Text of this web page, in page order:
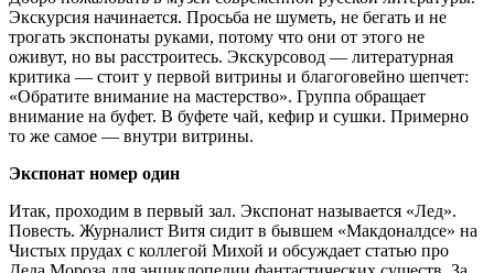
Экскурсия начинается. Просьба не шуметь, не бегать и не
трогать экспонаты руками, потому что они от этого не
оживут, но вы расстроитесь. Экскурсовод — литературная
критика — стоит у первой витрины и благоговейно шепчет:
«Обратите внимание на мастерство». Группа обращает
внимание на буфет. В буфете чай, кефир и сушки. Примерно
то же самое — внутри витрины.
Экспонат номер один
Итак, проходим в первый зал. Экспонат называется «Лед».
Повесть. Журналист Витя сидит в бывшем «Макдоналдсе» на
Чистых прудах с коллегой Михой и обсуждает статью про